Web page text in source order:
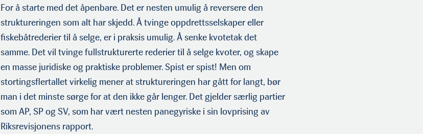
For å starte med det åpenbare. Det er nesten umulig å reversere den
struktureringen som alt har skjedd. Å tvinge oppdrettssels­kaper eller
fiskebåtrederier til å selge, er i praksis umulig. Å senke kvotetak det
samme. Det vil tvinge fullstrukturerte rederi­er til å selge kvoter, og skape
en masse juridiske og praktiske problemer. Spist er spist! Men om
stortingsflertallet virkelig mener at struktureringen har gått for langt, bør
man i det minste sørge for at den ikke går lenger. Det gjelder særlig partier
som AP, SP og SV, som har vært nesten panegyriske i sin lovprising av
Riksrevisjonens rapport.